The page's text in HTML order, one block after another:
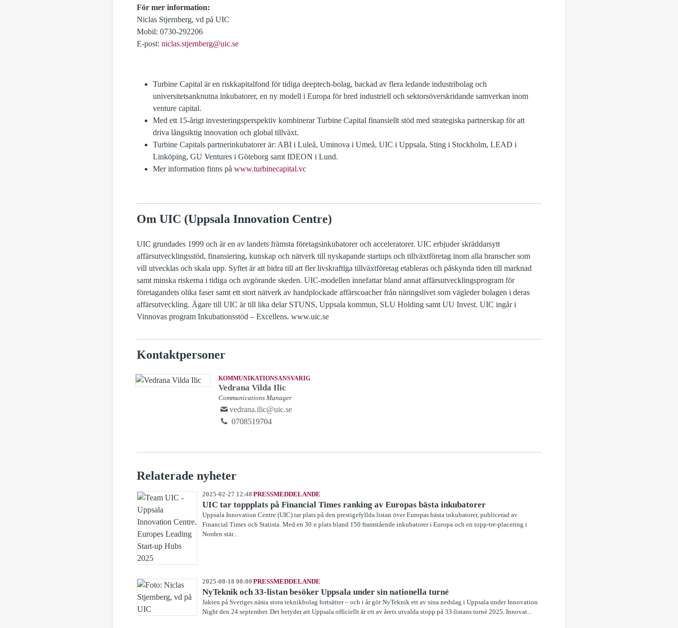
För mer information:
Niclas Stjernberg, vd på UIC
Mobil: 0730-292206
E-post: niclas.stjernberg@uic.se
Turbine Capital är en riskkapitalfond för tidiga deeptech-bolag, backad av flera ledande industribolag och
universitetsanknutna inkubatorer, en ny modell i Europa för bred industriell och sektorsöverskridande samverkan inom
venture capital.
Med ett 15-årigt investeringsperspektiv kombinerar Turbine Capital finansiellt stöd med strategiska partnerskap för att
driva långsiktig innovation och global tillväxt.
Turbine Capitals partnerinkubatorer är: ABI i Luleå, Uminova i Umeå, UIC i Uppsala, Sting i Stockholm, LEAD i
Linköping, GU Ventures i Göteborg samt IDEON i Lund.
Mer information finns på www.turbinecapital.vc
Om UIC (Uppsala Innovation Centre)
UIC grundades 1999 och är en av landets främsta företagsinkubatorer och acceleratorer. UIC erbjuder skräddarsytt
affärsutvecklingsstöd, finansiering, kunskap och nätverk till nyskapande startups och tillväxtföretag inom alla branscher som
vill utvecklas och skala upp. Syftet är att bidra till att fler livskraftiga tillväxtföretag etableras och påskynda tiden till marknad
samt minska riskerna i tidiga och avgörande skeden. UIC-modellen innefattar bland annat affärsutvecklingsprogram för
företagandets olika faser samt ett stort nätverk av handplockade affärscoacher från näringslivet som vägleder bolagen i deras
affärsutveckling. Ägare till UIC är till lika delar STUNS, Uppsala kommun, SLU Holding samt UU Invest. UIC ingår i
Vinnovas program Inkubationsstöd – Excellens. www.uic.se
Kontaktpersoner
KOMMUNIKATIONSANSVARIG
Vedrana Vilda Ilic
Communications Manager
vedrana.ilic@uic.se
0708519704
Relaterade nyheter
2025-02-27 12:48 PRESSMEDDELANDE
UIC tar toppplats på Financial Times ranking av Europas bästa inkubatorer
Uppsala Innovation Centre (UIC) tar plats på den prestigefyllda listan över Europas bästa inkubatorer, publicerad av
Financial Times och Statista. Med en 30:e plats bland 150 framstående inkubatorer i Europa och en topp-tre-placering i
Norden stär...
2025-08-18 08:00 PRESSMEDDELANDE
NyTeknik och 33-listan besöker Uppsala under sin nationella turné
Jakten på Sveriges nästa stora teknikbolag fortsätter – och i år gör NyTeknik ett av sina nedslag i Uppsala under Innovation
Night den 24 september. Det betyder att Uppsala officiellt är ett av årets utvalda stopp på 33-listans turné 2025. Innovat...